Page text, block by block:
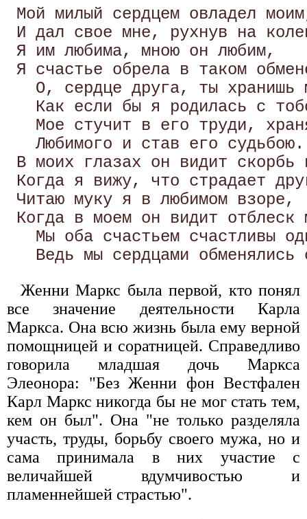
Мой милый сердцем овладел
И дал свое мне, рухнув на
Я им любима, мною он любим,
Я счастье обрела в таком
О, сердце друга, ты
Как если бы я родилась с
Мое стучит в его труди,
Любимого и став его
В моих глазах он видит
Когда я вижу, что страдает
Читаю муку я в любимом взоре,
Когда в моем он видит
Мы оба счастьем счастливы
Женни Маркс была первой, кто понял
все значение деятельности Карла
Маркса. Она всю жизнь была ему верной
помощницей и соратницей. Справедливо
говорила младшая дочь Маркса
Элеонора: "Без Женни фон Вестфален
Карл Маркс никогда бы не мог стать тем,
кем он был". Она "не только разделяла
участь, труды, борьбу своего мужа, но и
сама принимала в них участие с
величайшей вдумчивостью и
пламеннейшей страстью".